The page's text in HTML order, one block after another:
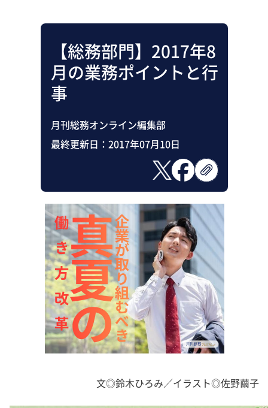
【総務部門】2017年8
月の業務ポイントと行
事
月刊総務オンライン編集部
最終更新日： 2017年07月10日
文◎鈴木ひろみ／イラスト◎佐野繭子